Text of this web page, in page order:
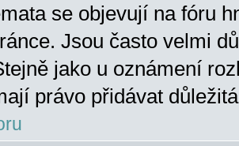
se objevují na fóru
Jsou často velmi
jako u oznámení
právo přidávat